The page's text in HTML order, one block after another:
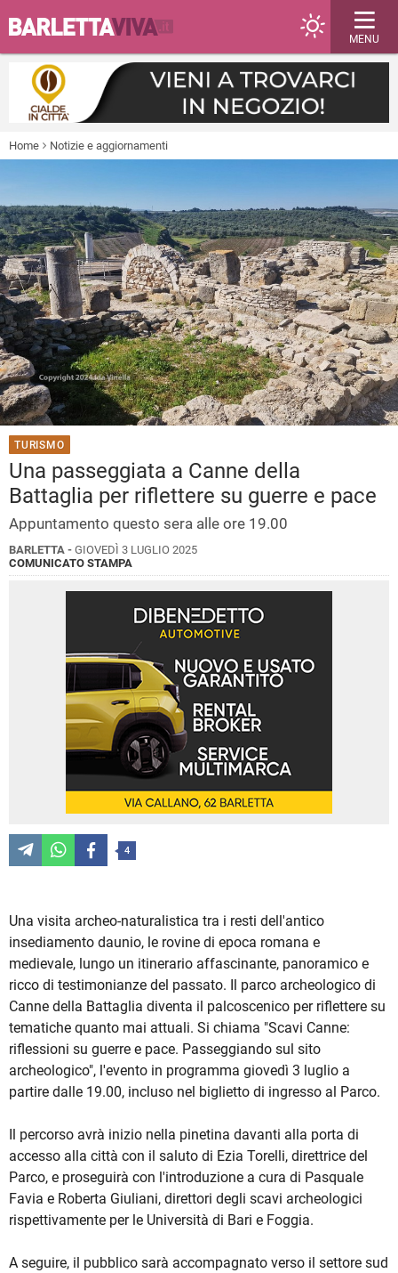
MENU
Home Notizie e aggiornamenti
TURISMO
Una passeggiata a Canne della
Battaglia per riflettere su guerre e pace
Appuntamento questo sera alle ore 19.00
BARLETTA - GIOVEDÌ 3 LUGLIO 2025
COMUNICATO STAMPA
4
Una visita archeo-naturalistica tra i resti dell'antico
insediamento daunio, le rovine di epoca romana e
medievale, lungo un itinerario affascinante, panoramico e
ricco di testimonianze del passato. Il parco archeologico di
Canne della Battaglia diventa il palcoscenico per riflettere su
tematiche quanto mai attuali. Si chiama "Scavi Canne:
riflessioni su guerre e pace. Passeggiando sul sito
archeologico", l'evento in programma giovedì 3 luglio a
partire dalle 19.00, incluso nel biglietto di ingresso al Parco.
Il percorso avrà inizio nella pinetina davanti alla porta di
accesso alla città con il saluto di Ezia Torelli, direttrice del
Parco, e proseguirà con l'introduzione a cura di Pasquale
Favia e Roberta Giuliani, direttori degli scavi archeologici
rispettivamente per le Università di Bari e Foggia.
A seguire, il pubblico sarà accompagnato verso il settore sud